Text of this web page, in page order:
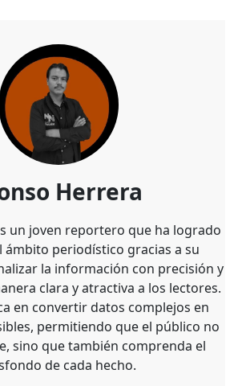
Herrera
un joven reportero que ha logrado
ámbito periodístico gracias a su
la información con precisión y
clara y atractiva a los lectores.
en convertir datos complejos en
permitiendo que el público no
sino que también comprenda el
de cada hecho.